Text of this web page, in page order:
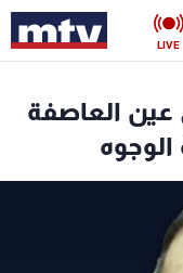
LIVE
عين العاصفة